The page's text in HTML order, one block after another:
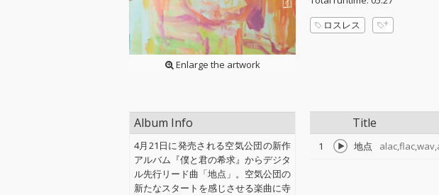
Enlarge the artwork
ロスレス
Title
1 地点
Album Info
4月21日に発売される空気公団の新作
アルバム『僕と君の希求』からデジタ
ル先行リード曲「地点」。空気公団の
新たなスタートを感じさせる楽曲に寺